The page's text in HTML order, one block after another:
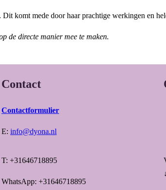
komt mede door haar prachtige werkingen en
de directe manier mee te maken.
Contact
Contactformulier
E: info@dyona.nl
T: +31646718895
WhatsApp: +31646718895
↓